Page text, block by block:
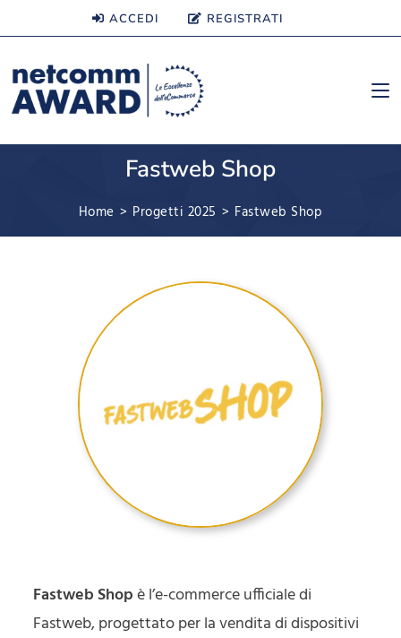
ACCEDI REGISTRATI
Fastweb Shop
Home > Progetti 2025 > Fastweb Shop
Fastweb Shopè l’e-commerce ufficiale di
Fastweb, progettato per la vendita di dispositivi